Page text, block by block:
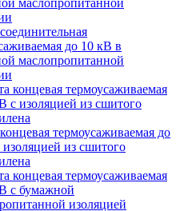
до 10 кВ в
маслопропитанной
термоусаживаемая до
из сшитого